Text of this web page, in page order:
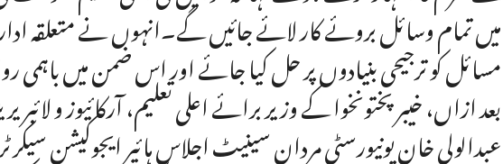
میں تمام وسائل بروئے کار لائے جائیں گے۔انہوں نے متعلقہ
مسائل کو ترجیحی بنیادوں پر حل کیا جائے اور اس ضمن میں باہمی
بعد ازاں، خیبرپختونخوا کے وزیر برائے اعلی تعلیم، آرکائیوز و
عبدالولی خان یونیورسٹی مردان سینیٹ اجلاس ہائیر ایجوکیشن